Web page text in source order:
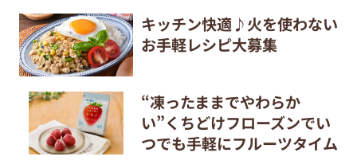
キッチン快適♪火を使わない
お手軽レシピ大募集
“凍ったままでやわらか
い”くちどけフローズンでい
つでも手軽にフルーツタイム